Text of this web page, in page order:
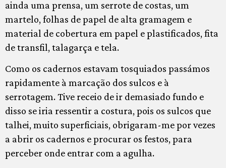
ainda uma prensa, um serrote de costas, um
martelo, folhas de papel de alta gramagem e
material de cobertura em papel e plastificados, fita
de transfil, talagarça e tela.
Como os cadernos estavam tosquiados passámos
rapidamente à marcação dos sulcos e à
serrotagem. Tive receio de ir demasiado fundo e
disso se iria ressentir a costura, pois os sulcos que
talhei, muito superficiais, obrigaram-me por vezes
a abrir os cadernos e procurar os festos, para
perceber onde entrar com a agulha.